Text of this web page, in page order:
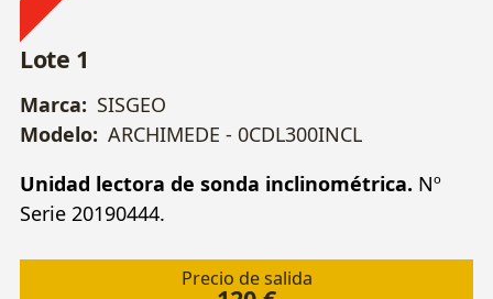
Lote 1
Marca: SISGEO
Modelo: ARCHIMEDE - 0CDL300INCL
Unidad lectora de sonda inclinométrica. Nº
Serie 20190444.
Precio de salida